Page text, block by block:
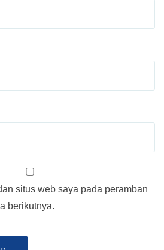
situs web saya pada peramban
berikutnya.